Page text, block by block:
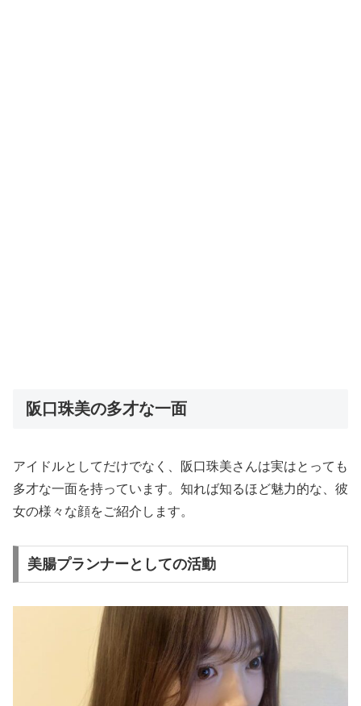
阪口珠美の多才な一面
アイドルとしてだけでなく、阪口珠美さんは実はとっても
多才な一面を持っています。知れば知るほど魅力的な、彼
女の様々な顔をご紹介します。
美腸プランナーとしての活動